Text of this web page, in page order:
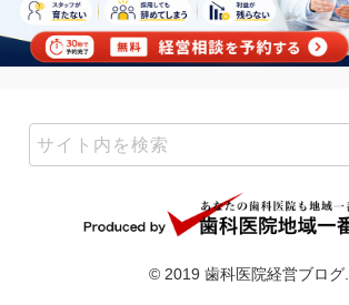
© 2019 歯科医院経営ブログ.